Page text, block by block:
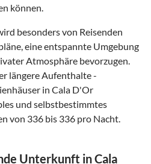
können.
besonders von Reisenden
eine entspannte Umgebung
Atmosphäre bevorzugen.
längere Aufenthalte -
in Cala D'Or
und selbstbestimmtes
von 336 bis 336 pro Nacht.
Unterkunft in Cala